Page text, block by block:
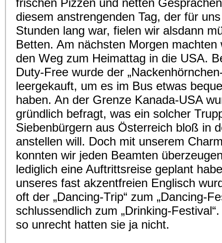
frischen Pizzen und netten
diesem anstrengenden Tag, der für
Stunden lang war, fielen wir alsdann
Betten. Am nächsten Morgen machten
den Weg zum Heimattag in die USA.
Duty-Free wurde der
leergekauft, um es im Bus etwas
haben. An der Grenze Kanada-USA
gründlich befragt, was ein solcher
Siebenbürgern aus Österreich bloß in
anstellen will. Doch mit unserem
konnten wir jeden Beamten
lediglich eine Auftrittsreise geplant
unseres fast akzentfreien Englisch
oft der „Dancing-Trip“ zum „Dancing-
schlussendlich zum „Drinking-
so unrecht hatten sie ja nicht.